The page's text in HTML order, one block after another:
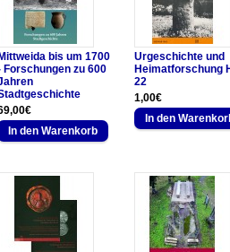
Mittweida bis um 1700
Forschungen zu 600
Urgeschichte und
Heimatforschung
22
1,00€